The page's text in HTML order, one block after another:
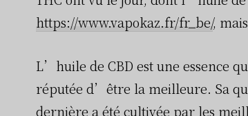
https://www.vapokaz.fr/fr_be/,
L’huile de CBD est une essence
réputée d’être la meilleure. Sa
dernière a été cultivée par les